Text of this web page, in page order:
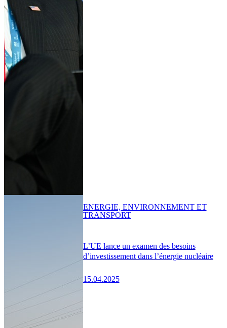
L’UE lance un examen des besoins
d’investissement dans l’énergie nucléaire
15.04.2025
ENERGIE, ENVIRONNEMENT ET
TRANSPORT